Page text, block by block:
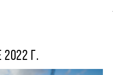
Г.